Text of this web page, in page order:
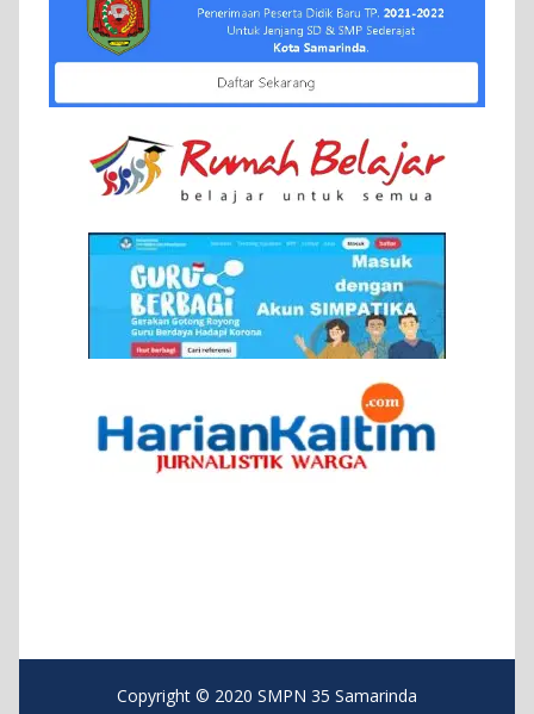
Copyright © 2020 SMPN 35 Samarinda